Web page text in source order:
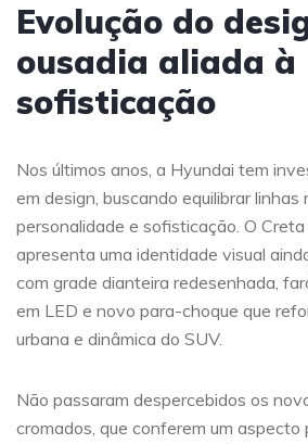
Evolução do
ousadia aliada à
sofisticação
Nos últimos anos, a Hyundai tem
em design, buscando equilibrar linhas
personalidade e sofisticação. O
apresenta uma identidade visual
com grade dianteira redesenhada,
em LED e novo para-choque que
urbana e dinâmica do SUV.
Não passaram despercebidos os
cromados, que conferem um aspecto